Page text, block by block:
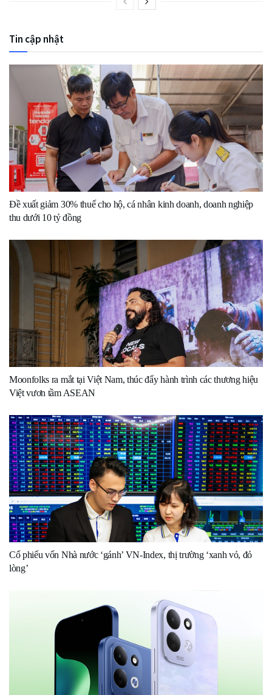
Tin cập nhật
Đề xuất giảm 30% thuế cho hộ, cá nhân kinh doanh, doanh nghiệp
thu dưới 10 tỷ đồng
Moonfolks ra mắt tại Việt Nam, thúc đẩy hành trình các thương hiệu
Việt vươn tầm ASEAN
Cổ phiếu vốn Nhà nước ‘gánh’ VN-Index, thị trường ‘xanh vỏ, đỏ
lòng’